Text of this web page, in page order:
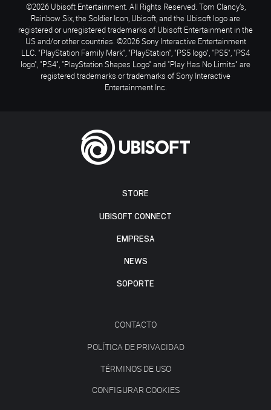
STORE
UBISOFT CONNECT
EMPRESA
NEWS
SOPORTE
CONTACTO
POLÍTICA DE PRIVACIDAD
TÉRMINOS DE USO
CONFIGURAR COOKIES
©2026 Ubisoft Entertainment. All Rights Reserved. Tom Clancy’s,
Rainbow Six, the Soldier Icon, Ubisoft, and the Ubisoft logo are
registered or unregistered trademarks of Ubisoft Entertainment in the
US and/or other countries. ©2026 Sony Interactive Entertainment
LLC. "PlayStation Family Mark", "PlayStation", "PS5 logo", "PS5", "PS4
logo", "PS4", "PlayStation Shapes Logo" and "Play Has No Limits" are
registered trademarks or trademarks of Sony Interactive
Entertainment Inc.